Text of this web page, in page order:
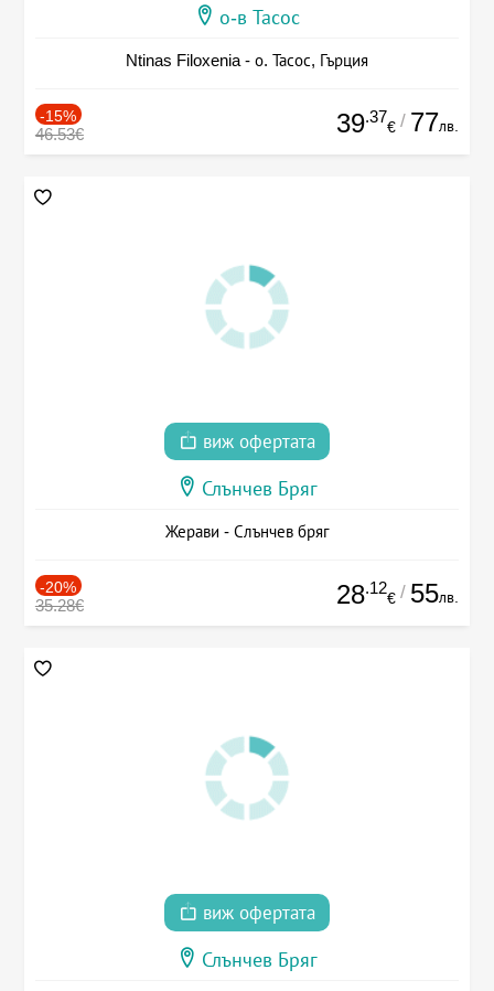
о-в Тасос
Ntinas Filoxenia - о. Тасос, Гърция
-15%
46.53€ 39.37
€ / 77лв.
виж офертата
Слънчев Бряг
Жерави - Слънчев бряг
-20%
35.28€ 28.12
€ / 55лв.
виж офертата
Слънчев Бряг